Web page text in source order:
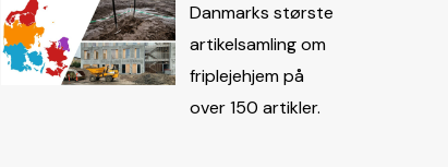
Danmarks største
artikelsamling om
friplejehjem på
over 150 artikler.